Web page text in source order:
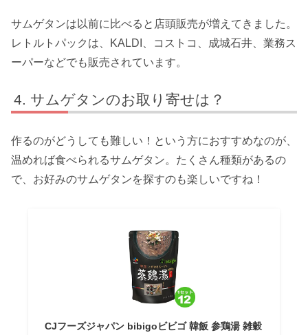
サムゲタンは以前に比べると店頭販売が増えてきました。
レトルトパックは、KALDI、コストコ、成城石井、業務ス
ーパーなどでも販売されています。
サムゲタンのお取り寄せは？
作るのがどうしても難しい！という方におすすめなのが、
温めれば食べられるサムゲタン。たくさん種類があるの
で、お好みのサムゲタンを探すのも楽しいですね！
CJフーズジャパン bibigoビビゴ 韓飯 参鶏湯 雑穀